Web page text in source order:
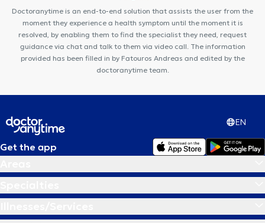
Doctoranytime is an end-to-end solution that assists the user from the
moment they experience a health symptom until the moment it is
resolved, by enabling them to find the specialist they need, request
guidance via chat and talk to them via video call. The information
provided has been filled in by Fatouros Andreas and edited by the
doctoranytime team.
EN
Get the app